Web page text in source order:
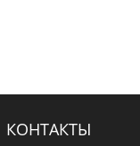
КОНТАКТЫ